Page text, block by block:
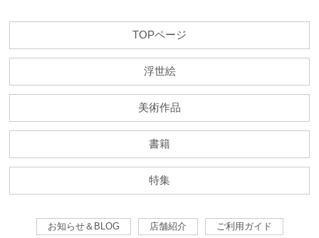
TOPページ
浮世絵
美術作品
書籍
特集
お知らせ＆BLOG 店舗紹介 ご利用ガイド